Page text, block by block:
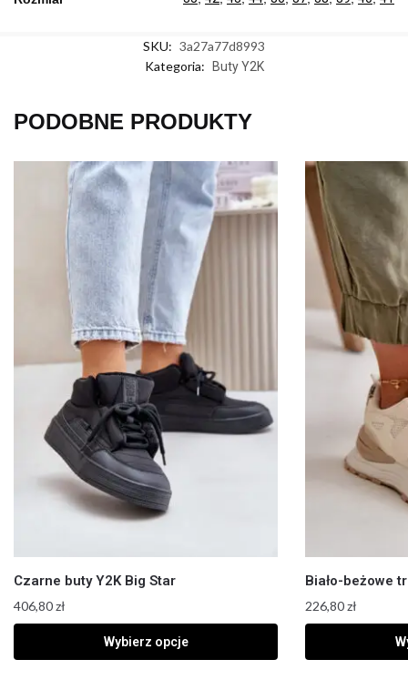
SKU: 3a27a77d8993
Kategoria:
Buty Y2K
PODOBNE PRODUKTY
Czarne buty Y2K Big Star
406,80zł
Wybierz opcje
Biało-beżowe
226,80zł